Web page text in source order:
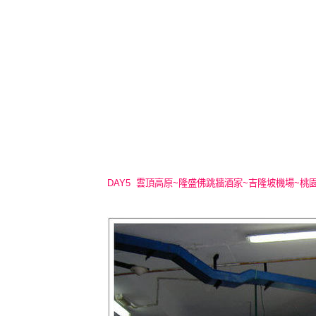
DAY5 雲頂高原~隆盛佛跳牆酒家~吉隆坡機場~桃